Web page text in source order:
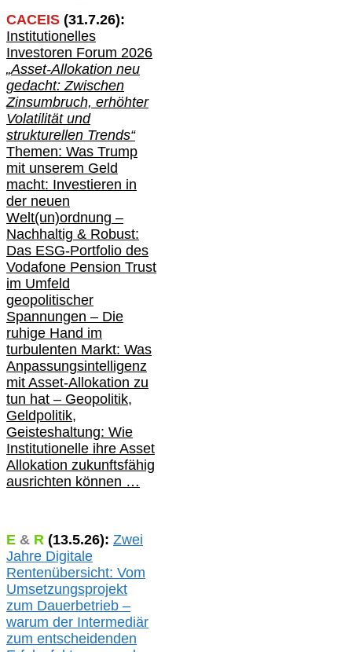
CACEIS (31.7.26):
Institutionelles
Investoren Forum 2026
„Asset-Allokation neu
gedacht: Zwischen
Zinsumbruch, erhöhter
Volatilität und
strukturellen Trends“
Themen: Was Trump
mit unserem Geld
macht: Investieren in
der neuen
Welt(un)ordnung –
Nachhaltig & Robust:
Das ESG-Portfolio des
Vodafone Pension Trust
im Umfeld
geopolitischer
Spannungen – Die
ruhige Hand im
turbulenten Markt: Was
Anpassungsintelligenz
mit Asset-Allokation zu
tun hat – Geopolitik,
Geldpolitik,
Geisteshaltung: Wie
Institutionelle ihre Asset
Allokation zukunftsfähig
ausrichten können …
E & R (13.5.26): Zwei
Jahre Digitale
Rentenübersicht: Vom
Umsetzungsprojekt
zum Dauerbetrieb –
warum der Intermediär
zum entscheidenden